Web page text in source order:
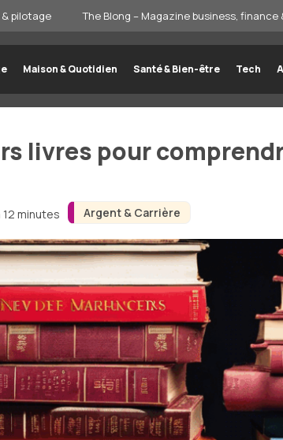
pilotage The Blong – Magazine business, finance
Maison & Quotidien Santé & Bien-être Tech
Argent & Carrière
livres pour
minutes